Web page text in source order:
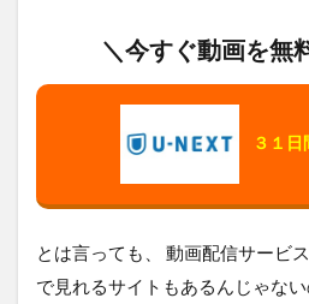
＼今すぐ動画を無
３１日
とは言っても、 動画配信サービ
で見れるサイトもあるんじゃな